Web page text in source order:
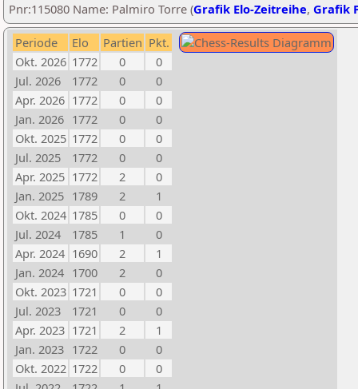
Pnr:115080 Name: Palmiro Torre (Grafik Elo-Zeitreihe, Grafik
Periode Elo Partien Pkt.
Okt. 2026 1772 0
0
Jul. 2026
1772 0
0
Apr. 2026 1772 0
0
Jan. 2026 1772 0
0
Okt. 2025 1772 0
0
Jul. 2025
1772 0
0
Apr. 2025 1772 2
0
Jan. 2025 1789 2
1
Okt. 2024 1785 0
0
Jul. 2024
1785 1
0
Apr. 2024 1690 2
1
Jan. 2024 1700 2
0
Okt. 2023 1721 0
0
Jul. 2023
1721 0
0
Apr. 2023 1721 2
1
Jan. 2023 1722 0
0
Okt. 2022 1722 0
0